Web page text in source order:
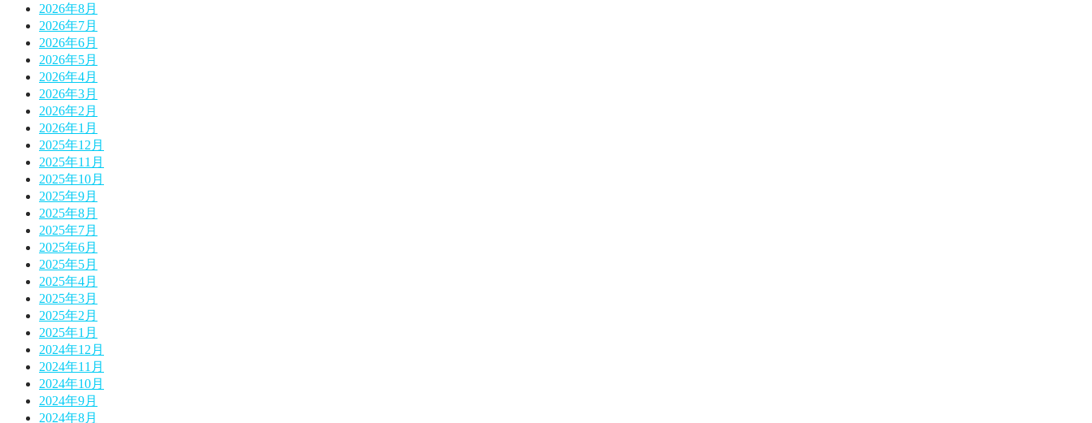
2026年8月
2026年7月
2026年6月
2026年5月
2026年4月
2026年3月
2026年2月
2026年1月
2025年12月
2025年11月
2025年10月
2025年9月
2025年8月
2025年7月
2025年6月
2025年5月
2025年4月
2025年3月
2025年2月
2025年1月
2024年12月
2024年11月
2024年10月
2024年9月
2024年8月